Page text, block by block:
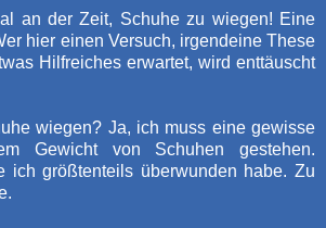
an der Zeit, Schuhe zu wiegen! Eine
hier einen Versuch, irgendeine These
Hilfreiches erwartet, wird enttäuscht
wiegen? Ja, ich muss eine gewisse
Gewicht von Schuhen gestehen.
ich größtenteils überwunden habe. Zu